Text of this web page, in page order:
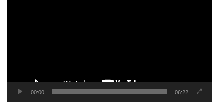
00:00 06:22